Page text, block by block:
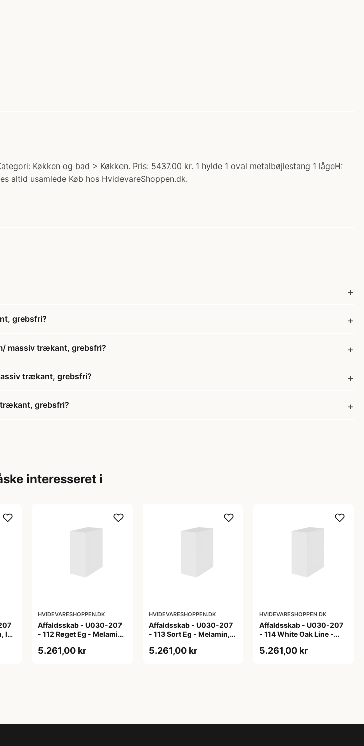
Køkken og bad > Køkken. Pris: 5437.00 kr. 1 hylde 1 oval metalbøjlestang 1 lågeH:
altid usamlede Køb hos HvidevareShoppen.dk.
grebsfri?
massiv trækant, grebsfri?
trækant, grebsfri?
trækant, grebsfri?
interesseret i
lys
HVIDEVARESHOPPEN.DK
Affaldsskab - U030-207
- 112 Røget Eg - Melamin,
5.261,00 kr
HVIDEVARESHOPPEN.DK
Affaldsskab - U030-207
- 113 Sort Eg - Melamin,
5.261,00 kr
HVIDEVARESHOPPEN.DK
Affaldsskab - U030-207
- 114 White Oak Line -
5.261,00 kr